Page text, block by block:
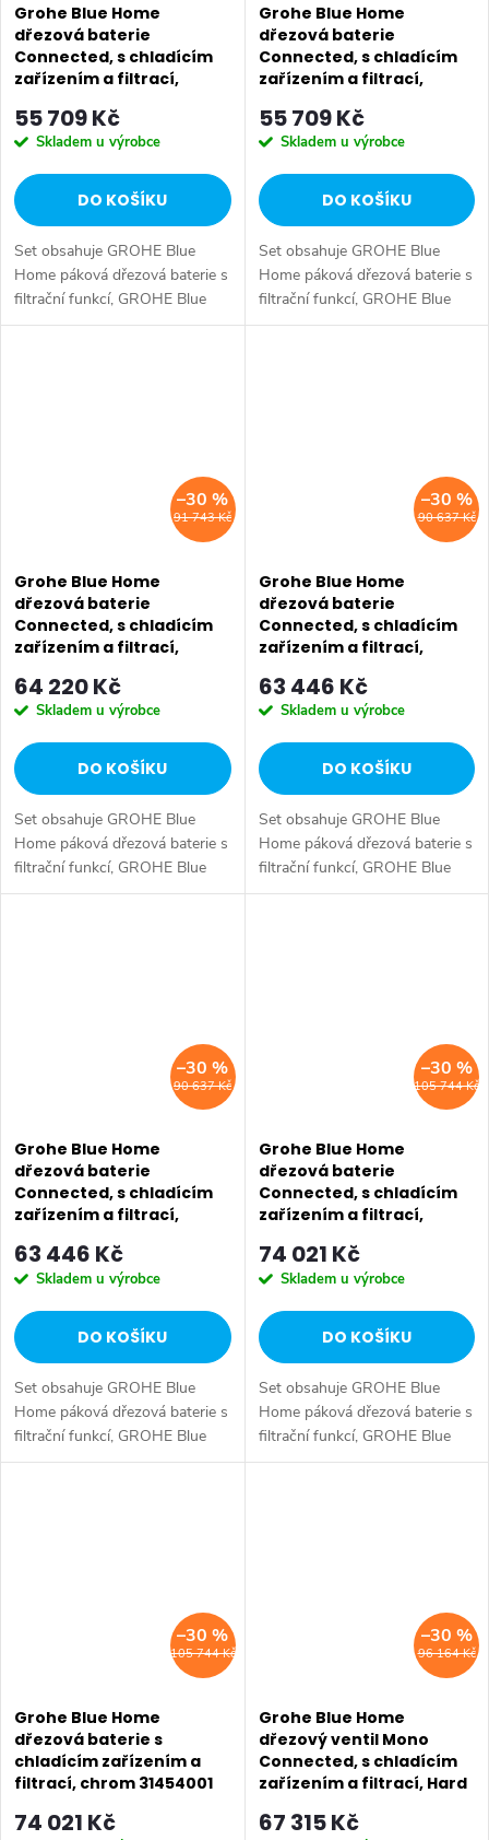
Grohe Blue Home
dřezová baterie
Connected, s chladícím
zařízením a filtrací,
55 709 Kč
Skladem u výrobce
DO KOŠÍKU
Set obsahuje GROHE Blue
Home páková dřezová baterie s
filtrační funkcí, GROHE Blue
Home chladič, GROHE Blue,
Grohe Blue Home
dřezová baterie
Connected, s chladícím
zařízením a filtrací,
55 709 Kč
Skladem u výrobce
DO KOŠÍKU
Set obsahuje GROHE Blue
Home páková dřezová baterie s
filtrační funkcí, GROHE Blue
Home chladič, Filtrace vody,
91 743 Kč
–30 %
Grohe Blue Home
dřezová baterie
Connected, s chladícím
zařízením a filtrací,
64 220 Kč
Skladem u výrobce
DO KOŠÍKU
Set obsahuje GROHE Blue
Home páková dřezová baterie s
filtrační funkcí, GROHE Blue
Home chladič, Filtrace vody,
90 637 Kč
–30 %
Grohe Blue Home
dřezová baterie
Connected, s chladícím
zařízením a filtrací,
63 446 Kč
Skladem u výrobce
DO KOŠÍKU
Set obsahuje GROHE Blue
Home páková dřezová baterie s
filtrační funkcí, GROHE Blue
Home chladič, Filtrace vody,
90 637 Kč
–30 %
Grohe Blue Home
dřezová baterie
Connected, s chladícím
zařízením a filtrací,
63 446 Kč
Skladem u výrobce
DO KOŠÍKU
Set obsahuje GROHE Blue
Home páková dřezová baterie s
filtrační funkcí, GROHE Blue
Home chladič, Filtrace vody,
105 744 Kč
–30 %
Grohe Blue Home
dřezová baterie
Connected, s chladícím
zařízením a filtrací,
74 021 Kč
Skladem u výrobce
DO KOŠÍKU
Set obsahuje GROHE Blue
Home páková dřezová baterie s
filtrační funkcí, GROHE Blue
Home chladič, Filtrace vody,
105 744 Kč
–30 %
Grohe Blue Home
dřezová baterie s
chladícím zařízením a
filtrací, chrom 31454001
74 021 Kč
96 164 Kč
–30 %
Grohe Blue Home
dřezový ventil Mono
Connected, s chladícím
zařízením a filtrací, Hard
67 315 Kč